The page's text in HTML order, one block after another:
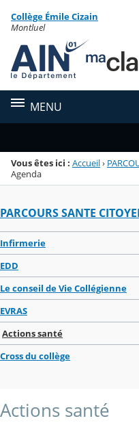
Menu de la rubrique
Contenu
Collège Émile Cizain
Montluel
MENU
Vous êtes ici : Accueil›
Agenda
PARCOURS SANTE
Infirmerie
EDD
Le conseil de Vie Collégienne
EVRAS
Actions santé
Cross du collège
Actions santé